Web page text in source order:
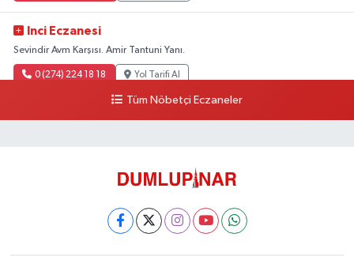
Inci Eczanesi
Sevindir Avm Karşısı. Amir Tantuni Yanı.
0 (274) 224 18 18 Yol Tarifi Al
Tüm Nöbetçi Eczaneler